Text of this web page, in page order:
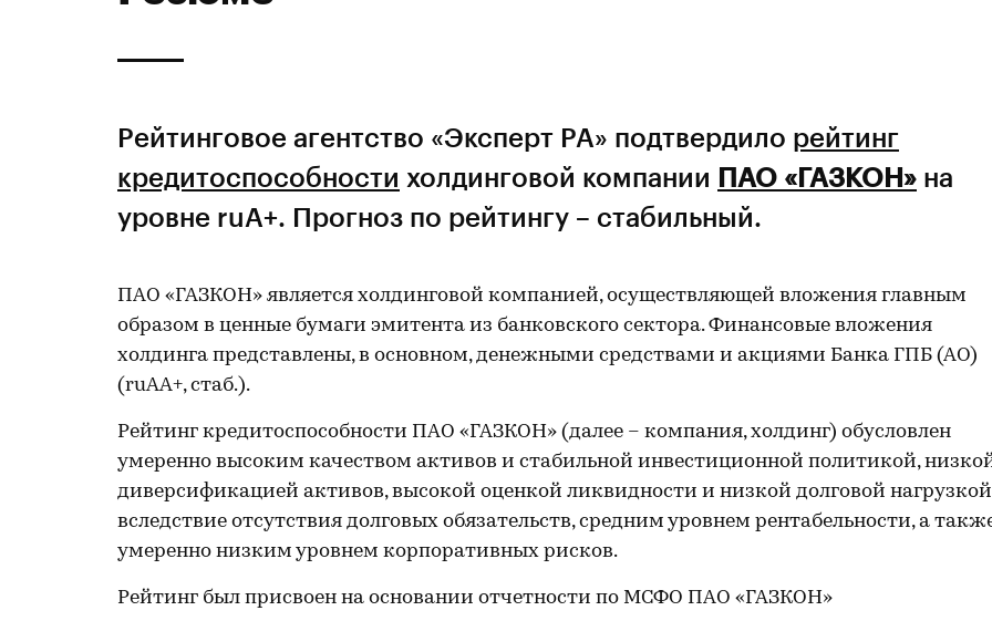
Рейтинговое агентство «Эксперт РА» подтвердило рейтинг
кредитоспособности холдинговой компании ПАО «ГАЗКОН» на
уровне ruА+. Прогноз по рейтингу – стабильный.
ПАО «ГАЗКОН» является холдинговой компанией, осуществляющей вложения главным
образом в ценные бумаги эмитента из банковского сектора. Финансовые вложения
холдинга представлены, в основном, денежными средствами и акциями Банка ГПБ (АО)
(ruAA+, стаб.).
Рейтинг кредитоспособности ПАО «ГАЗКОН» (далее – компания, холдинг) обусловлен
умеренно высоким качеством активов и стабильной инвестиционной политикой,
диверсификацией активов, высокой оценкой ликвидности и низкой долговой нагрузкой
вследствие отсутствия долговых обязательств, средним уровнем рентабельности, а
умеренно низким уровнем корпоративных рисков.
Рейтинг был присвоен на основании отчетности по МСФО ПАО «ГАЗКОН»